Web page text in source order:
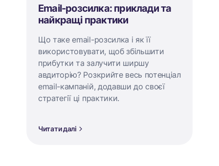
Email-розсилка: приклади та
найкращі практики
Що таке email-розсилка і як її
використовувати, щоб збільшити
прибутки та залучити ширшу
авдиторію? Розкрийте весь потенціал
email-кампаній, додавши до своєї
стратегії ці практики.
Читати далі